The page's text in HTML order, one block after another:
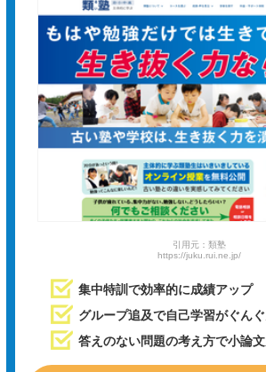
引用元：類塾
https://juku.rui.ne.jp/
集中特訓で効率的に成績アップ
グループ追及で自己学習がぐん
答えのない問題の考え方で小論